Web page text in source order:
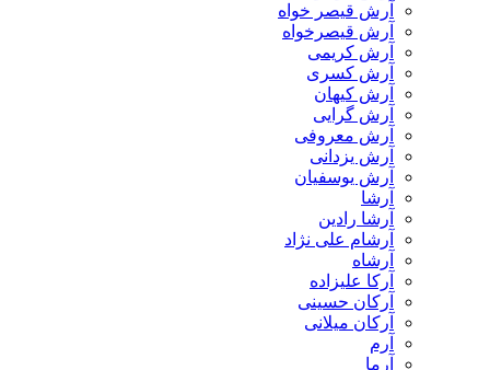
آرش قیصر خواه
آرش قیصرخواه
آرش کریمی
آرش کسری
آرش کیهان
آرش گرایی
آرش معروفی
آرش یزدانی
آرش یوسفیان
آرشا
آرشا رادین
آرشام علی نژاد
آرشاه
آرکا علیزاده
آرکان حسینی
آرکان میلانی
آرم
آرما